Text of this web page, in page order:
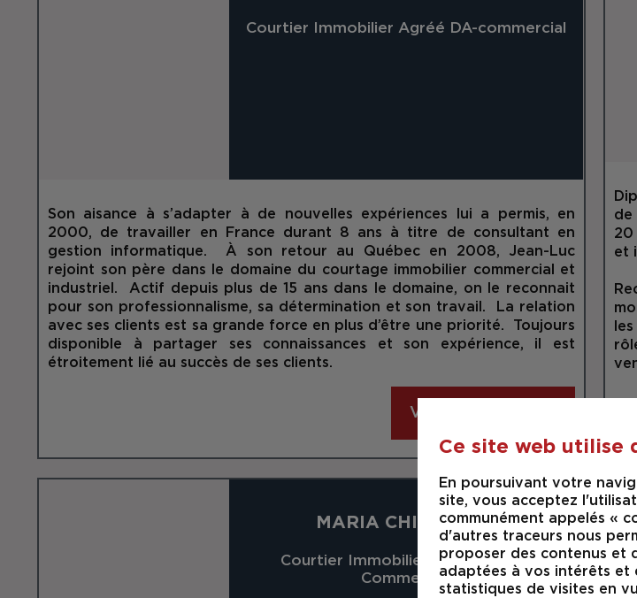
Courtier Immobilier Agréé DA-commercial
Son aisance à s’adapter à de nouvelles expériences lui a permis, en
2000, de travailler en France durant 8 ans à titre de consultant en
gestion informatique. À son retour au Québec en 2008, Jean-Luc
rejoint son père dans le domaine du courtage immobilier commercial et
industriel. Actif depuis plus de 15 ans dans le domaine, on le reconnait
pour son professionnalisme, sa détermination et son travail. La relation
avec ses clients est sa grande force en plus d’être une priorité. Toujours
disponible à partager ses connaissances et son expérience, il est
étroitement lié au succès de ses clients.
Voir les propriétés
de
20
et
MARIA CHIARAPPA
Courtier Immobilier Résidentiel &
Commercial
Ce site web utilise
En poursuivant votre
site, vous acceptez
communément appelés «
d'autres traceurs nous
proposer des contenus et
adaptées à vos intérêts et
statistiques de visites en